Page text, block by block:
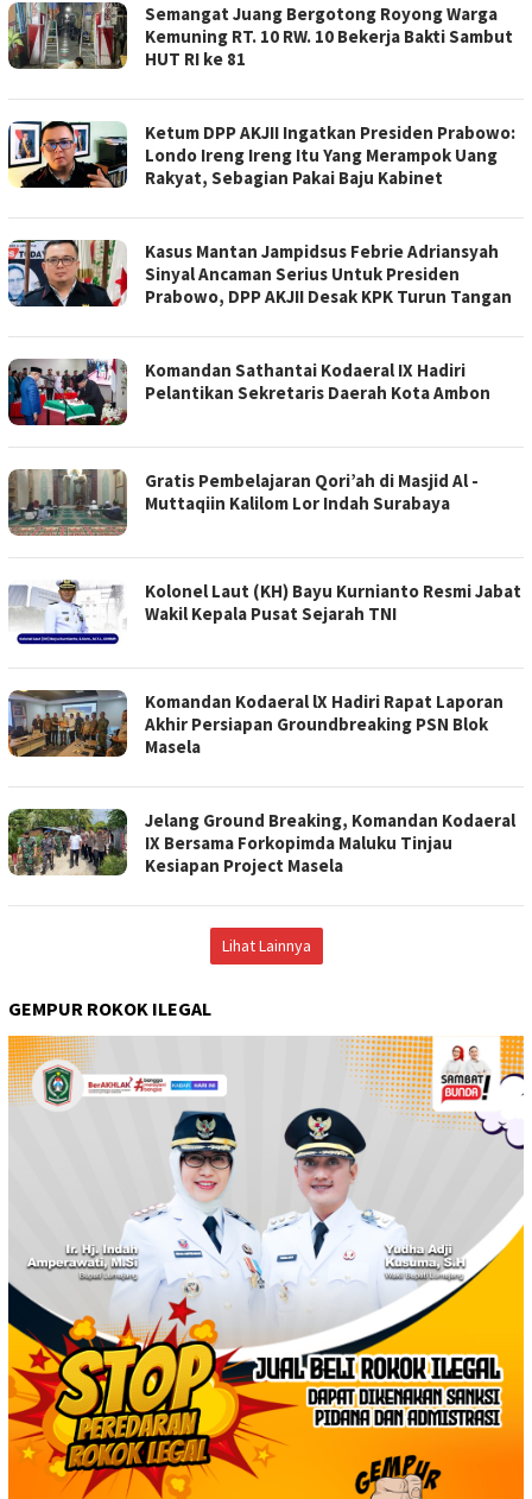
Semangat Juang Bergotong Royong Warga
Kemuning RT. 10 RW. 10 Bekerja Bakti Sambut
HUT RI ke 81
Ketum DPP AKJII Ingatkan Presiden Prabowo:
Londo Ireng Ireng Itu Yang Merampok Uang
Rakyat, Sebagian Pakai Baju Kabinet
Kasus Mantan Jampidsus Febrie Adriansyah
Sinyal Ancaman Serius Untuk Presiden
Prabowo, DPP AKJII Desak KPK Turun Tangan
Komandan Sathantai Kodaeral IX Hadiri
Pelantikan Sekretaris Daerah Kota Ambon
Gratis Pembelajaran Qori’ah di Masjid Al -
Muttaqiin Kalilom Lor Indah Surabaya
Kolonel Laut (KH) Bayu Kurnianto Resmi Jabat
Wakil Kepala Pusat Sejarah TNI
Komandan Kodaeral lX Hadiri Rapat Laporan
Akhir Persiapan Groundbreaking PSN Blok
Masela
Jelang Ground Breaking, Komandan Kodaeral
IX Bersama Forkopimda Maluku Tinjau
Kesiapan Project Masela
Lihat Lainnya
GEMPUR ROKOK ILEGAL